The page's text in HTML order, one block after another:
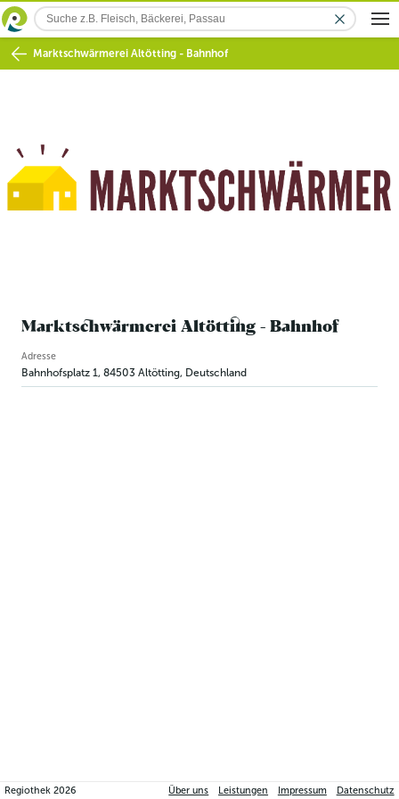
Marktschwärmerei Altötting - Bahnhof
Marktschwärmerei Altötting - Bahnhof
Adresse
Bahnhofsplatz 1 , 84503 Altötting, Deutschland
Regiothek2026 Über uns Leistungen Impressum Datenschutz